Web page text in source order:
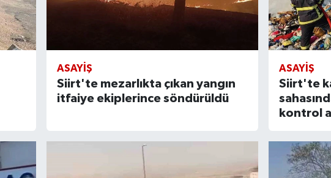
ASAYIŞ
Siirt'te mezarlıkta çıkan yangın
itfaiye ekiplerince söndürüldü
ASAYIŞ
Siirt'te
kontrol